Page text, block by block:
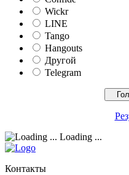
Wickr
LINE
Tango
Hangouts
Другой
Telegram
Loading ...
Контакты